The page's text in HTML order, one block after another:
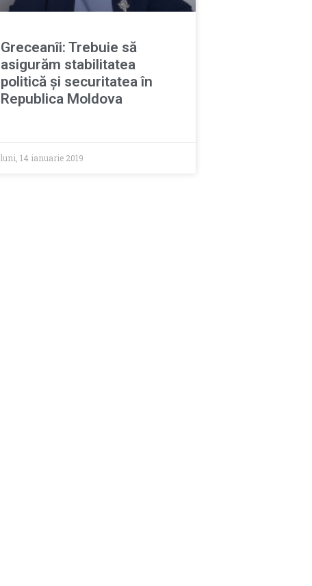
Greceanîi: Trebuie să
asigurăm stabilitatea
politică și securitatea în
Republica Moldova
luni, 14 ianuarie 2019